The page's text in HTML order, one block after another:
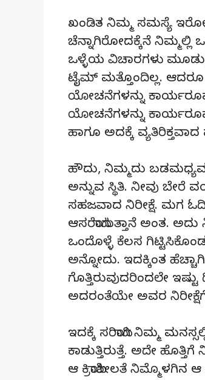
ಖಂಡಿತ ನಿಮ್ಮ ಸಮಸ್ಯೆ
ಚೆನ್ನಾಗಿರೋದಕ್ಕೆನೆ ನಿಮ್ಮಲ್ಲಿ
ಒಳ್ಳೆಯ ವಿಚಾರಗಳು
ಟೈಮ್ ಮತ್ತೊಂದಿಲ್ಲ. ಆದರೂ
ಯೋಚನೆಗಳನ್ನು
ಯೋಚನೆಗಳನ್ನು
ಹಾಗೂ ಅದಕ್ಕೆ
ಹೌದು, ನಿಮ್ಮದು ಬಡಮಧ್ಯಮ
ಅನ್ನುವ ಸ್ಥಿತಿ. ನೀವು
ಸಹಜವಾದ ನಿರೀಕ್ಷೆ. ಮಗ
ಆಸರೆಯಾಗುತ್ತಾನೆ ಅಂತ.
ಒಂದೊಳ್ಳೆ ಕೆಲಸ
ಅನ್ನೋದು. ಇದಕ್ಕಿಂತ
ಗೊತ್ತಿರುವುದರಿಂದಲೇ
ಅದರಂತೆಯೇ ಅವರ ನಿರೀಕ್ಷೆಗೆ
ಇದಕ್ಕೆ ಸರಿಯಾಗಿ ನಿಮ್ಮ
ಕಾಡುತ್ತಿರುತ್ತೆ. ಅದೇ
ಆ ಕ್ರಿಯಾಶೀಲತೆ ನಿಮ್ಮೊಳಗಿನ